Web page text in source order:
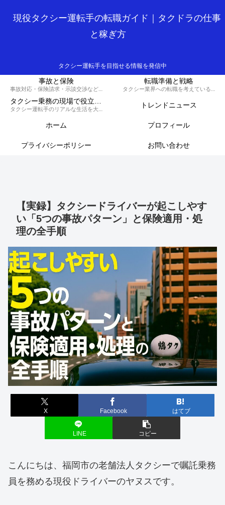
現役タクシー運転手の転職ガイド｜タクドラの仕事
と稼ぎ方
タクシー運転手を目指せる情報を発信中
事故と保険
事故対応・保険請求・示談交渉など、損しないための知識と対策を解説するカテゴリです。
転職準備と戦略
タクシー業界への転職を考えている方へ、履歴書の書き方や面接対策、必要な資格など、スムーズに転職を成功させるための戦略を解説します。
タクシー乗務の現場で役立つ実務集
タクシー運転手のリアルな生活を大公開！70歳現役ドライバーの晩御飯から転職のコツ、稼ぐノウハウ、トラブル回避術、外国人対応まで、タクシードライバーのライフスタイルをまるっとお届けします。 トレンドニュース
ホーム プロフィール
プライバシーポリシー お問い合わせ
【実録】タクシードライバーが起こしやす
い「5つの事故パターン」と保険適用・処
理の全手順
X Facebook はてブ
LINE コピー
こんにちは、福岡市の老舗法人タクシーで嘱託乗務
員を務める現役ドライバーのヤヌスです。